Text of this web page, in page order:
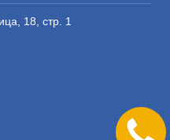
18, стр. 1